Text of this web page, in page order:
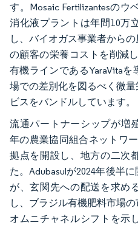
す。Mosaic Fertilizantesのウ
消化液プラントは年間10万
し、バイオガス事業者から
の顧客の栄養コストを削減
有機ラインであるYaraVita
場での差別化を図るべく微
ビスをバンドルしています。
流通パートナーシップが増
年の農業協同組合ネットワ
拠点を開設し、地方の二次
た。Adubasulが2024年後半
が、玄関先への配送を求め
し、ブラジル有機肥料市場
オムニチャネルシフトを示